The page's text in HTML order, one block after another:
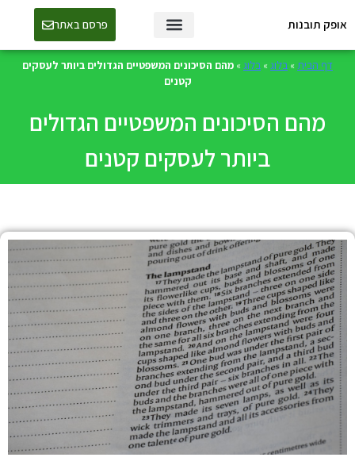
אופק תובנות פרסם באתר
דף הבית » בלוג » בלוג » מהם הסיכונים המשפטיים הגדולים ביותר לעסקים
קטנים
מהם הסיכונים המשפטיים הגדולים
ביותר לעסקים קטנים